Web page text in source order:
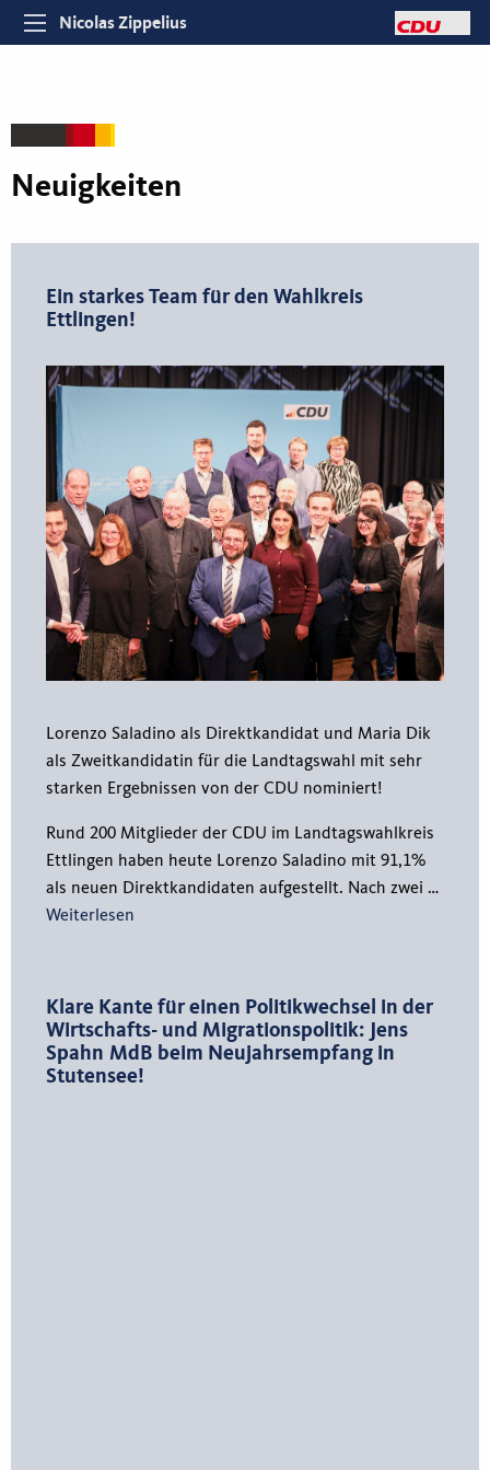
Nicolas Zippelius
Neuigkeiten
Ein starkes Team für den Wahlkreis
Ettlingen!
Lorenzo Saladino als Direktkandidat und Maria Dik
als Zweitkandidatin für die Landtagswahl mit sehr
starken Ergebnissen von der CDU nominiert!
Rund 200 Mitglieder der CDU im Landtagswahlkreis
Ettlingen haben heute Lorenzo Saladino mit 91,1%
als neuen Direktkandidaten aufgestellt. Nach zwei …
Weiterlesen
Klare Kante für einen Politikwechsel in der
Wirtschafts- und Migrationspolitik: Jens
Spahn MdB beim Neujahrsempfang in
Stutensee!